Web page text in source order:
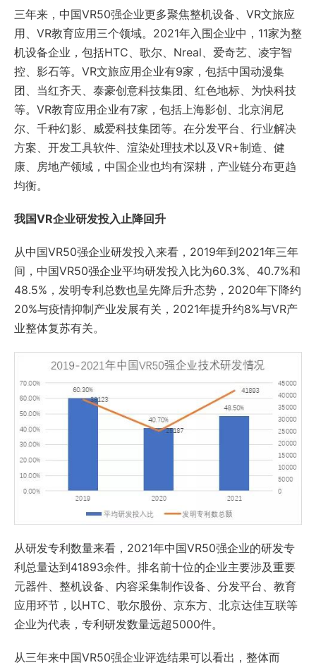
三年来，中国VR50强企业更多聚焦整机设备、VR文旅应
用、VR教育应用三个领域。2021年入围企业中，11家为整
机设备企业，包括HTC、歌尔、Nreal、爱奇艺、凌宇智
控、影石等。VR文旅应用企业有9家，包括中国动漫集
团、当红齐天、泰豪创意科技集团、红色地标、为快科技
等。VR教育应用企业有7家，包括上海影创、北京润尼
尔、千种幻影、威爱科技集团等。在分发平台、行业解决
方案、开发工具软件、渲染处理技术以及VR+制造、健
康、房地产领域，中国企业也均有深耕，产业链分布更趋
均衡。
我国VR企业研发投入止降回升
从中国VR50强企业研发投入来看，2019年到2021年三年
间，中国VR50强企业平均研发投入比为60.3%、40.7%和
48.5%，发明专利总数也呈先降后升态势，2020年下降约
20%与疫情抑制产业发展有关，2021年提升约8%与VR产
业整体复苏有关。
从研发专利数量来看，2021年中国VR50强企业的研发专
利总量达到41893余件。排名前十位的企业主要涉及重要
元器件、整机设备、内容采集制作设备、分发平台、教育
应用环节，以HTC、歌尔股份、京东方、北京达佳互联等
企业为代表，专利研发数量远超5000件。
从三年来中国VR50强企业评选结果可以看出，整体而